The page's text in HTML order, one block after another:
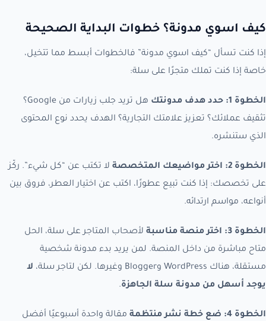
كيف اسوي مدونة؟ خطوات البداية الصحيحة
إذا كنت تسأل “كيف اسوي مدونة” فالخطوات أبسط مما تتخيل،
خاصة إذا كنت تملك متجرًا على سلة:
الخطوة 1: حدد هدف مدونتك
هل تريد جلب زيارات من Google؟
تثقيف عملائك؟ تعزيز علامتك التجارية؟ الهدف يحدد نوع المحتوى
الذي ستنشره.
الخطوة 2: اختر مواضيعك المتخصصة
لا تكتب عن “كل شيء”. ركّز
على تخصصك: إذا كنت تبيع عطورًا، اكتب عن اختيار العطر، فروق بين
أنواعه، مواسم ارتدائه.
الخطوة 3: اختر منصة مناسبة
لأصحاب المتاجر على سلة، الحل
متاح مباشرة من داخل المنصة. لمن يريد بدء مدونة شخصية
مستقلة، هناك WordPress وBlogger وغيرها. لكن لتاجر سلة،
لا
يوجد أسهل من مدونة سلة الجاهزة.
الخطوة 4: ضع خطة نشر منتظمة
مقالة واحدة أسبوعيًا أفضل